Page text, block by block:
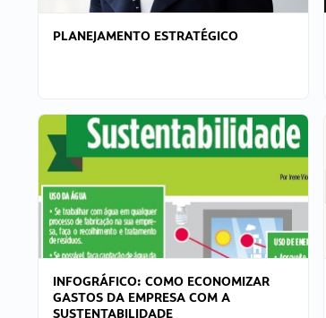
PLANEJAMENTO ESTRATÉGICO
INFOGRÁFICO: COMO ECONOMIZAR
GASTOS DA EMPRESA COM A
SUSTENTABILIDADE